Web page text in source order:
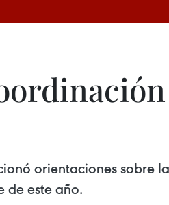
orientaciones sobre
de este año.